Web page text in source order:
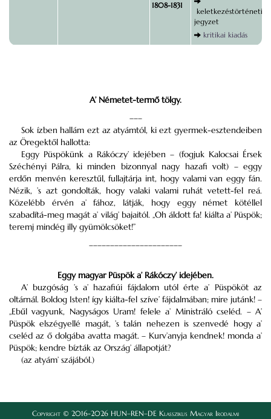
1808-1831
keletkezéstörténeti
jegyzet
kritikai kiadás
A’ Németet-termő tölgy.
–––
Sok ízben hallám ezt az atyámtól, ki ezt gyermek-esztendeiben
az Öregektől hallotta:
Eggy Püspökünk a Rákóczy’ idejében – (fogjuk Kalocsai Érsek
Széchényi Pálra, ki minden bizonnyal nagy hazafi volt) – eggy
erdőn menvén keresztűl, fullajtárja int, hogy valami van eggy fán.
Nézik, ’s azt gondolták, hogy valaki valami ruhát vetett-fel reá.
Közelébb érvén a’ fához, látják, hogy eggy német kötéllel
szabadítá-meg magát a’ világ’ bajaitól. „Oh áldott fa! kiálta a’ Püspök;
teremj mindég illy gyümölcsöket!”
––––––––––––––––––––––
Eggy magyar Püspök a’ Rákóczy’ idejében.
A’ buzgóság ’s a’ hazafiúi fájdalom utól érte a’ Püspököt az
oltárnál. Boldog Isten! így kiálta-fel szíve’ fájdalmában; mire jutánk! –
„Ebűl vagyunk, Nagyságos Uram! felele a’ Ministráló cseléd. – A’
Püspök elszégyellé magát, ’s talán nehezen is szenvedé hogy a’
cseléd az ő dolgába avatta magát. – Kurv’anyja kendnek! monda a’
Püspök; kendre bízták az Ország’ állapotját?
(az atyám’ szájából.)
Copyright © 2016-2026 HUN–REN–DE Klasszikus Magyar Irodalmi